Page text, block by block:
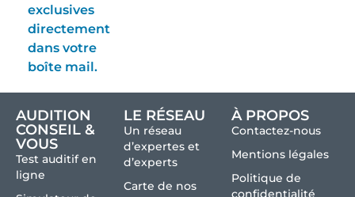
exclusives
directement
dans votre
boîte mail.
AUDITION
CONSEIL &
VOUS
Test auditif en
ligne
LE RÉSEAU
Un réseau
d’expertes et
d’experts
Carte de nos
À PROPOS
Contactez-nous
Mentions légales
Politique de
confidentialité